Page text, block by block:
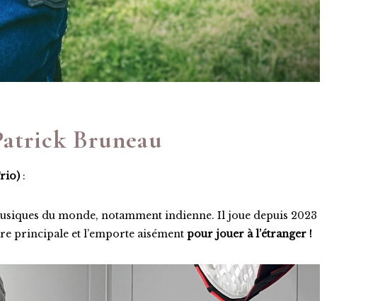
Bruneau
:
du monde, notamment indienne. Il joue depuis 2023
principale et l’emporte aisément pour jouer à l’étranger !